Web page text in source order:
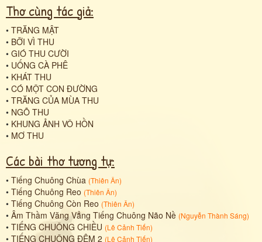
Thơ cùng tác giả:
• TRĂNG MẬT
• BỠI VÌ THU
• GIÓ THU CƯỜI
• UỐNG CÀ PHÊ
• KHÁT THU
• CÓ MỘT CON ĐƯỜNG
• TRĂNG CỦA MÙA THU
• NGÕ THU
• KHUNG ẢNH VÔ HỒN
• MƠ THU
Các bài thơ tương tự:
• Tiếng Chuông Chùa (Thiên Ân)
• Tiếng Chuông Reo (Thiên Ân)
• Tiếng Chuông Còn Reo (Thiên Ân)
• Âm Thầm Văng Vẳng Tiếng Chuông Não Nề (Nguyễn Thành Sáng)
• TIẾNG CHUÔNG CHIỀU (Lê Cảnh Tiến)
• TIẾNG CHUÔNG ĐÊM 2 (Lê Cảnh Tiến)